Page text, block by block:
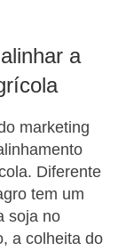
a
marketing
Diferente
tem um
soja no
a colheita do